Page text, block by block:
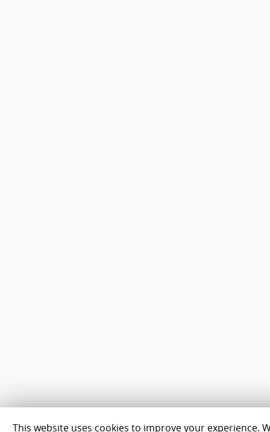
This website uses cookies to improve your experience.